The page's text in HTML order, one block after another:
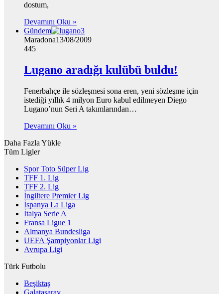
dostum,
Devamını Oku »
Gündem
Maradona13/08/2009
445
Lugano aradığı kulübü buldu!
Fenerbahçe ile sözleşmesi sona eren, yeni sözleşme için
istediği yıllık 4 milyon Euro kabul edilmeyen Diego
Lugano’nun Seri A takımlarından…
Devamını Oku »
Daha Fazla Yükle
Tüm Ligler
Spor Toto Süper Lig
TFF 1. Lig
TFF 2. Lig
İngiltere Premier Lig
İspanya La Liga
İtalya Serie A
Fransa Ligue 1
Almanya Bundesliga
UEFA Şampiyonlar Ligi
Avrupa Ligi
Türk Futbolu
Beşiktaş
Galatasaray